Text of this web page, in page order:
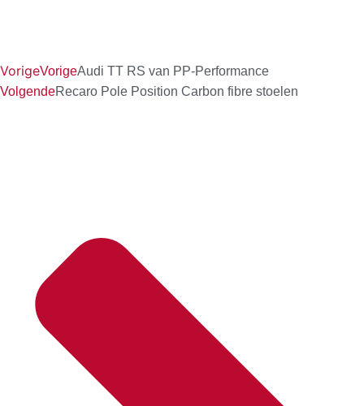
VorigeVorigeAudi TT RS van PP-Performance
VolgendeRecaro Pole Position Carbon fibre stoelen